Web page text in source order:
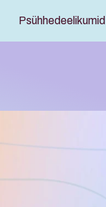
Psühhedeelikumid